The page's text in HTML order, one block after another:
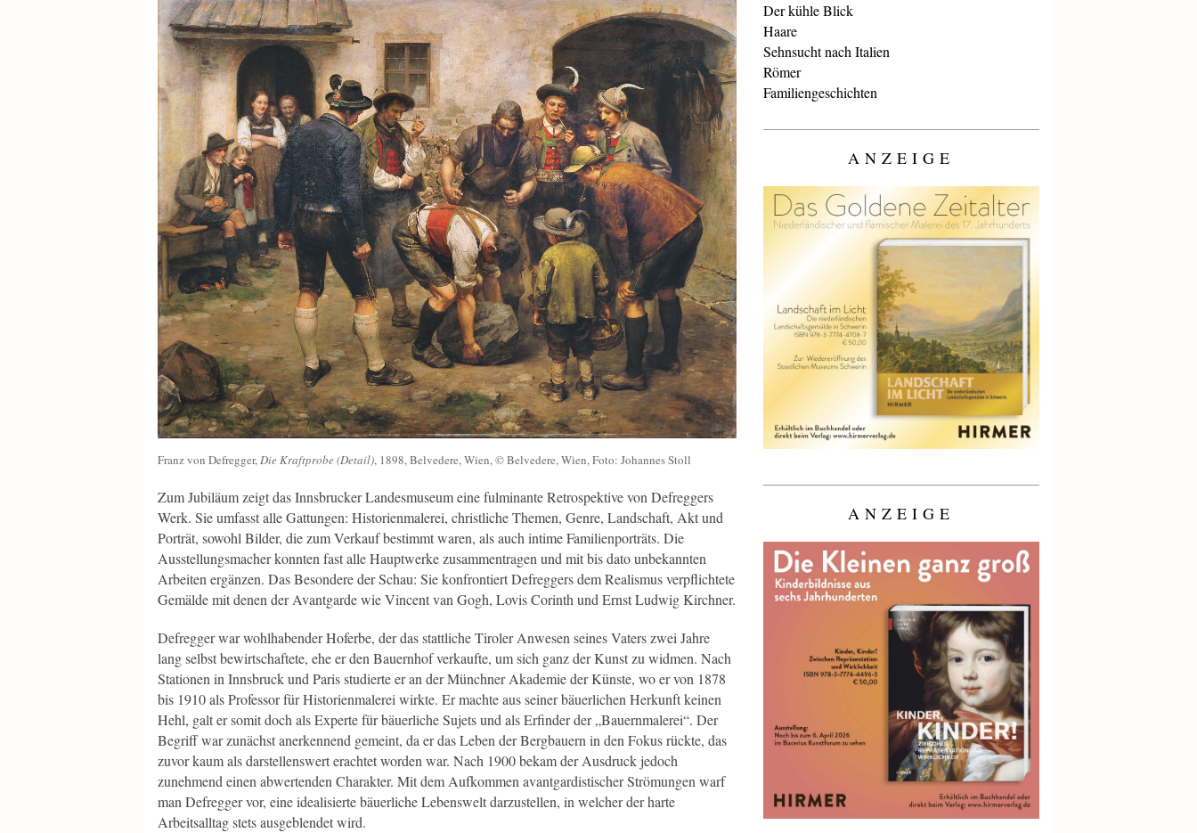
Franz von Defregger,Die Kraftprobe (Detail), 1898, Belvedere, Wien, © Belvedere, Wien, Foto: Johannes Stoll
Zum Jubiläum zeigt das Innsbrucker Landesmuseum eine fulminante Retrospektive von Defreggers
Werk. Sie umfasst alle Gattungen: Historienmalerei, christliche Themen, Genre, Landschaft, Akt und
Porträt, sowohl Bilder, die zum Verkauf bestimmt waren, als auch intime Familienporträts. Die
Ausstellungsmacher konnten fast alle Hauptwerke zusammentragen und mit bis dato unbekannten
Arbeiten ergänzen. Das Besondere der Schau: Sie konfrontiert Defreggers dem Realismus verpflichtete
Gemälde mit denen der Avantgarde wie Vincent van Gogh, Lovis Corinth und Ernst Ludwig Kirchner.
Defregger war wohlhabender Hoferbe, der das stattliche Tiroler Anwesen seines Vaters zwei Jahre
lang selbst bewirtschaftete, ehe er den Bauernhof verkaufte, um sich ganz der Kunst zu widmen. Nach
Stationen in Innsbruck und Paris studierte er an der Münchner Akademie der Künste, wo er von 1878
bis 1910 als Professor für Historienmalerei wirkte. Er machte aus seiner bäuerlichen Herkunft keinen
Hehl, galt er somit doch als Experte für bäuerliche Sujets und als Erfinder der „Bauernmalerei“. Der
Begriff war zunächst anerkennend gemeint, da er das Leben der Bergbauern in den Fokus rückte, das
zuvor kaum als darstellenswert erachtet worden war. Nach 1900 bekam der Ausdruck jedoch
zunehmend einen abwertenden Charakter. Mit dem Aufkommen avantgardistischer Strömungen warf
man Defregger vor, eine idealisierte bäuerliche Lebenswelt darzustellen, in welcher der harte
Arbeitsalltag stets ausgeblendet wird.
Der kühle Blick
Haare
Sehnsucht nach Italien
Römer
Familiengeschichten
ANZEIGE
ANZEIGE